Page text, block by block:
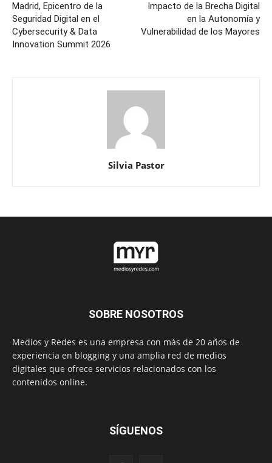
Madrid, Epicentro de la
Seguridad Digital en el
Cybersecurity & Data
Innovation Summit 2026
Impacto de la Brecha Digital
en la Autonomía y
Vulnerabilidad de los Mayores
Silvia Pastor
SOBRE NOSOTROS
Medios y Redes es una empresa con más de 20 años de
experiencia en blogging y una amplia red de medios
digitales que ofrece servicios relacionados con los
contenidos online.
SÍGUENOS